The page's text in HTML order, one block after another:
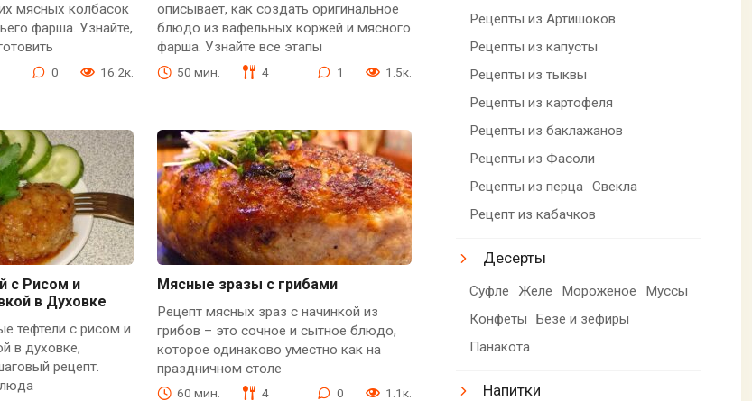
мясных колбасок
фарша. Узнайте,
0 16.2к.
описывает, как создать оригинальное
блюдо из вафельных коржей и мясного
фарша. Узнайте все этапы
50 мин. 4 1 1.5к.
с Рисом и
в Духовке
тефтели с рисом и
в духовке,
рецепт.
Мясные зразы с грибами
Рецепт мясных зраз с начинкой из
грибов – это сочное и сытное блюдо,
которое одинаково уместно как на
праздничном столе
60 мин. 4 0 1.1к.
Рецепты из Артишоков
Рецепты из капусты
Рецепты из тыквы
Рецепты из картофеля
Рецепты из баклажанов
Рецепты из Фасоли
Рецепты из перца Свекла
Рецепт из кабачков
Десерты
Суфле Желе Мороженое
Муссы
Конфеты
Безе и зефиры
Панакота
Напитки